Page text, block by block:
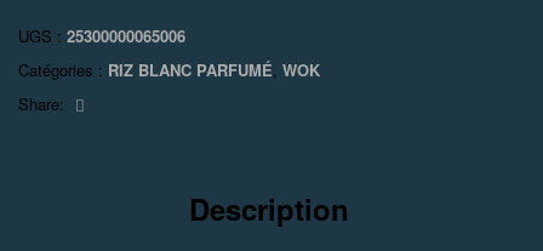
UGS : 25300000065006
Catégories : RIZ BLANC PARFUMÉ, WOK
Share:
Description